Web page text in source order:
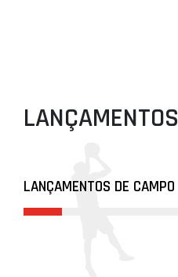
LANÇAMENTOS
LANÇAMENTOS DE CAMPO